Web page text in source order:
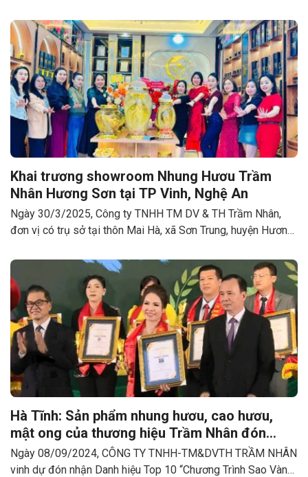
thông minh, tâm huyết sáng tạo trong lao động sản xuất. Chị
Phạm Thị Trầm, Giám đốc Công ty TNHH DV&TMTH TRẦM
NHÂN đóng tại thôn Mai Hà, xã Sơn Trung, huyện Hương
Sơn, tỉnh Hà Tĩnh, là một điển hình như vậy.
Khai trương showroom Nhung Hươu Trầm
Nhân Hương Sơn tại TP Vinh, Nghệ An
Ngày 30/3/2025, Công ty TNHH TM DV & TH Trầm Nhân,
đơn vị có trụ sở tại thôn Mai Hà, xã Sơn Trung, huyện Hương
và giới thiệu sản phẩm Nhung Hươu Trầm Nhân Hương Sơn
tại địa chỉ 66 Nguyễn Văn Cừ, TP Vinh, Nghệ An.
Hà Tĩnh: Sản phẩm nhung hươu, cao hươu,
mật ong của thương hiệu Trầm Nhân đón
nhận danh hiệu Top 10 chương Trình “Sao
Vàng Thương hiệu Đất Việt 2024”
Ngày 08/09/2024, CÔNG TY TNHH-TM&DVTH TRẦM NHÂN
vinh dự đón nhận Danh hiệu Top 10 “Chương Trình Sao Vàng